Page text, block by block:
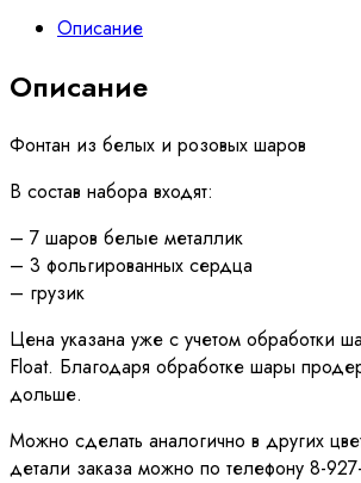
Описание
Описание
Фонтан из белых и розовых шаров
В состав набора входят:
– 7 шаров белые металлик
– 3 фольгированных сердца
– грузик
Цена указана уже с учетом обработки
Float. Благодаря обработке шары
дольше.
Можно сделать аналогично в других
детали заказа можно по телефону 8-